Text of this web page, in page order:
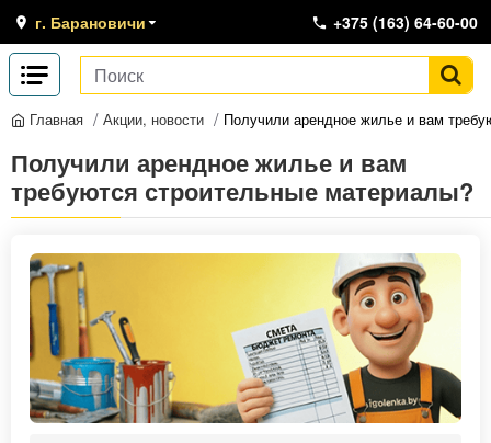
г. Барановичи +375 (163) 64-60-00
Главная Акции, новости Получили арендное жилье и вам
Получили арендное жилье и вам
требуются строительные материалы?